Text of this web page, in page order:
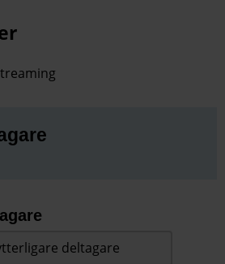
deltagare